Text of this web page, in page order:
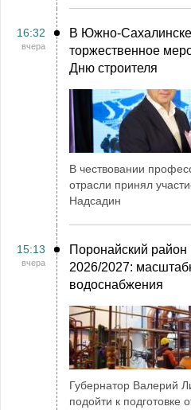
16:32
вчера
В Южно-Сахалинске
торжественное
Дню строителя
В чествовании
отрасли принял
Надсадин
15:13
вчера
Поронайский район
2026/2027:
водоснабжения
Губернатор Валерий
подойти к подготовке